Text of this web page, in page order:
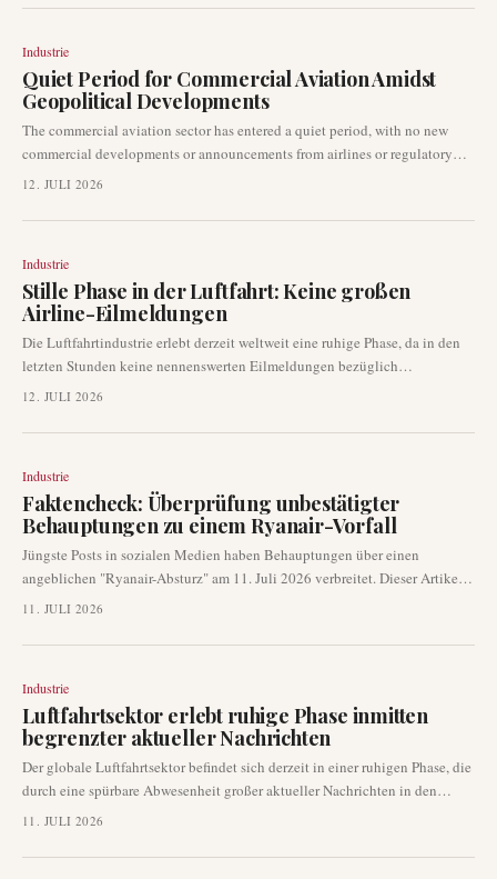
oder als ungeeignet erachtet wurden, waren die Hauptergebnisse.
Industrie
Quiet Period for Commercial Aviation Amidst
Geopolitical Developments
The commercial aviation sector has entered a quiet period, with no new
commercial developments or announcements from airlines or regulatory
bodies in the past few hours. This comes as broader geopolitical events,
international affairs. While these events could influence future airline
by carriers.
12. JULI 2026
Industrie
Stille Phase in der Luftfahrt: Keine großen
Airline-Eilmeldungen
Die Luftfahrtindustrie erlebt derzeit weltweit eine ruhige Phase, da in den
letzten Stunden keine nennenswerten Eilmeldungen bezüglich
Fluggesellschaften aufgetaucht sind. Trotz umfassender Suchen nach
Entwicklungen festgestellt, die die strengen Veröffentlichungskriterien
Schlagzeilen-relevanten Luftfahrtereignissen hin.
12. JULI 2026
Industrie
Faktencheck: Überprüfung unbestätigter
Behauptungen zu einem Ryanair-Vorfall
Jüngste Posts in sozialen Medien haben Behauptungen über einen
angeblichen "Ryanair-Absturz" am 11. Juli 2026 verbreitet. Dieser Artikel
untersucht diese unbestätigten Berichte vor dem Hintergrund
bestätigt hat. Er unterstreicht die entscheidende Notwendigkeit der
insbesondere in Bezug auf die Flugsicherheit.
11. JULI 2026
Industrie
Luftfahrtsektor erlebt ruhige Phase inmitten
begrenzter aktueller Nachrichten
Der globale Luftfahrtsektor befindet sich derzeit in einer ruhigen Phase, die
durch eine spürbare Abwesenheit großer aktueller Nachrichten in den
letzten Tagen gekennzeichnet ist. Die Analyse von Branchenquellen deutet
Trend deutet auf eine vorübergehende Flaute bei beispiellosen
11. JULI 2026